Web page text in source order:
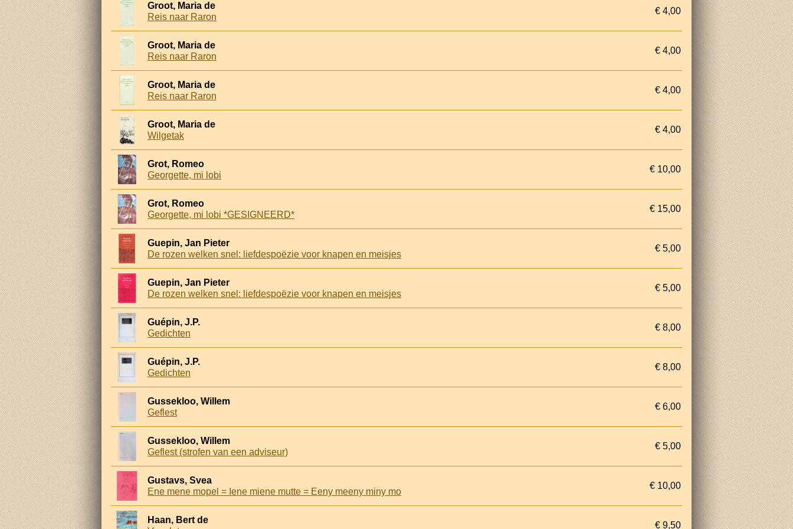
Groot, Maria de
Reis naar Raron
€ 4,00
Groot, Maria de
Reis naar Raron
€ 4,00
Groot, Maria de
Reis naar Raron
€ 4,00
Groot, Maria de
Wilgetak
€ 4,00
Grot, Romeo
Georgette, mi lobi
€ 10,00
Grot, Romeo
Georgette, mi lobi *GESIGNEERD*
€ 15,00
Guepin, Jan Pieter
De rozen welken snel: liefdespoëzie voor knapen en meisjes
€ 5,00
Guepin, Jan Pieter
De rozen welken snel: liefdespoëzie voor knapen en meisjes
€ 5,00
Guépin, J.P.
Gedichten
€ 8,00
Guépin, J.P.
Gedichten
€ 8,00
Gussekloo, Willem
Geflest
€ 6,00
Gussekloo, Willem
Geflest (strofen van een adviseur)
€ 5,00
Gustavs, Svea
Ene mene mopel = Iene miene mutte = Eeny meeny miny mo
€ 10,00
Haan, Bert de
€ 9,50